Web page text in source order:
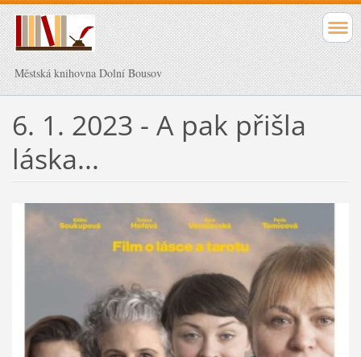
Městská knihovna Dolní Bousov
6. 1. 2023 - A pak přišla
láska...